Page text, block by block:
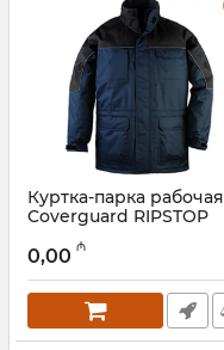
Куртка-парка рабочая
Coverguard RIPSTOP
Артикул:
0,00 ₼